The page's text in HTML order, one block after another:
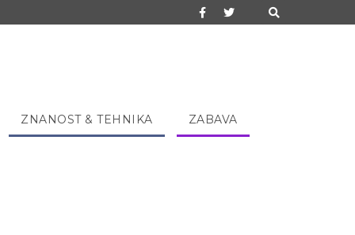
ZNANOST & TEHNIKA ZABAVA